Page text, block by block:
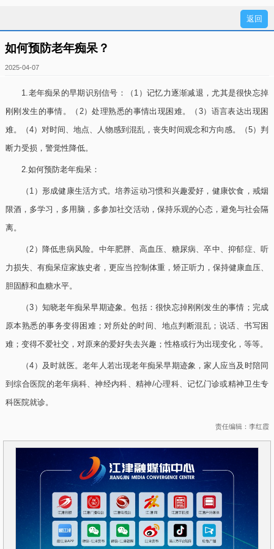
如何预防老年痴呆？
2025-04-07
1.老年痴呆的早期识别信号：（1）记忆力逐渐减退，尤其是很快忘掉
刚刚发生的事情。（2）处理熟悉的事情出现困难。（3）语言表达出现困
难。（4）对时间、地点、人物感到混乱，丧失时间观念和方向感。（5）判
断力受损，警觉性降低。
2.如何预防老年痴呆：
（1）形成健康生活方式。培养运动习惯和兴趣爱好，健康饮食，戒烟
限酒，多学习，多用脑，多参加社交活动，保持乐观的心态，避免与社会隔
离。
（2）降低患病风险。中年肥胖、高血压、糖尿病、卒中、抑郁症、听
力损失、有痴呆症家族史者，更应当控制体重，矫正听力，保持健康血压、
胆固醇和血糖水平。
（3）知晓老年痴呆早期迹象。包括：很快忘掉刚刚发生的事情；完成
原本熟悉的事务变得困难；对所处的时间、地点判断混乱；说话、书写困
难；变得不爱社交，对原来的爱好失去兴趣；性格或行为出现变化，等等。
（4）及时就医。老年人若出现老年痴呆早期迹象，家人应当及时陪同
到综合医院的老年病科、神经内科、精神/心理科、记忆门诊或精神卫生专
科医院就诊。
责任编辑：李红霞